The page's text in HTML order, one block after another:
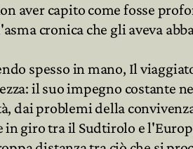
aver capito come fosse
cronica che gli aveva
spesso in mano, Il
il suo impegno costante
dai problemi della
giro tra il Sudtirolo e